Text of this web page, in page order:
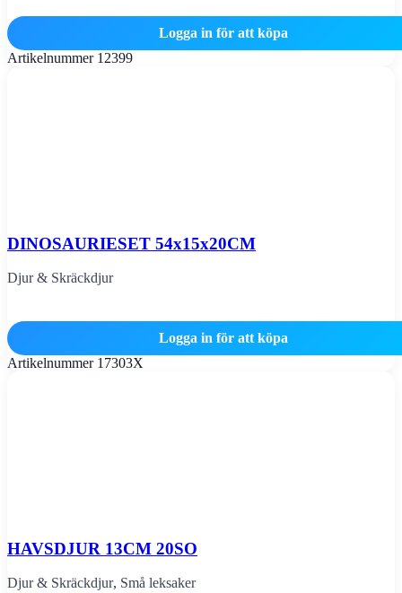
Logga in för att köpa
Artikelnummer 12399
DINOSAURIESET 54x15x20CM
Djur & Skräckdjur
Logga in för att köpa
Artikelnummer 17303X
HAVSDJUR 13CM 20SO
Djur & Skräckdjur, Små leksaker